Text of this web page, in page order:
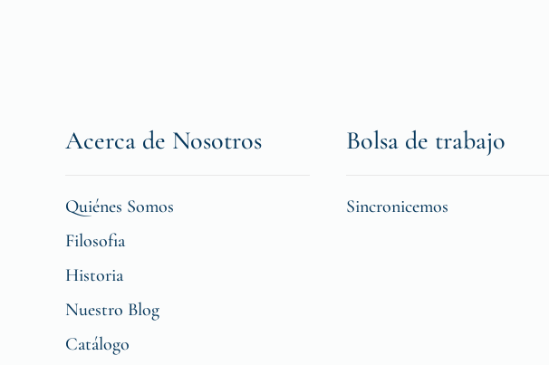
Acerca de Nosotros
Quiénes Somos
Filosofia
Historia
Nuestro Blog
Catálogo
Bolsa de trabajo
Sincronicemos